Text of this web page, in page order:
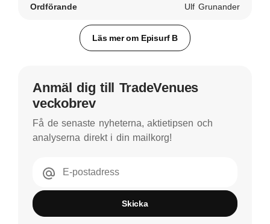
Ordförande
Ulf Grunander
Läs mer om Episurf B
Anmäl dig till TradeVenues
veckobrev
Få de senaste nyheterna, aktietipsen och
analyserna direkt i din mailkorg!
E-postadress
Skicka